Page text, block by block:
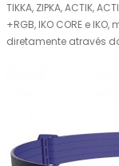
TIKKA, ZIPKA, ACTIK,
+RGB, IKO CORE e
diretamente através